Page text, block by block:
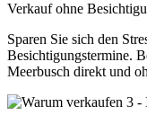
Verkauf ohne
Sparen Sie sich den
Besichtigungstermine.
Meerbusch direkt und